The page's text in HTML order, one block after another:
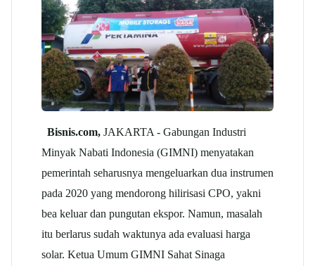
Bisnis.com, JAKARTA - Gabungan Industri
Minyak Nabati Indonesia (GIMNI) menyatakan
pemerintah seharusnya mengeluarkan dua instrumen
pada 2020 yang mendorong hilirisasi CPO, yakni
bea keluar dan pungutan ekspor. Namun, masalah
itu berlarus sudah waktunya ada evaluasi harga
solar. Ketua Umum GIMNI Sahat Sinaga